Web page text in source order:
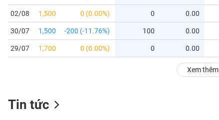
02/08 1,500 0 (0.00%) 0 0.00
30/07 1,500 -200 (-11.76%) 100 0.00
29/07 1,700 0 (0.00%) 0 0.00
Xem thêm
Tin tức
PHÂN
TÍCH
VIETSTOCKFINANCE